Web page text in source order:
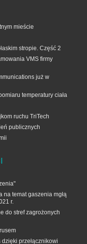
mieście
stropie. Część 2
VMS firmy
już w
temperatury ciała
ruchu TriTech
publicznych
na temat gaszenia mgłą
r.
do stref zagrożonych
przełącznikowi